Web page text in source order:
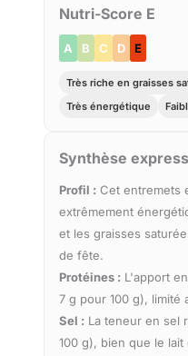
Nutri-Score E
A B C D E
Très riche en graisses
Très énergétique
Synthèse express
Profil : Cet entremets
extrêmement
et les graisses
de fête.
Protéines : L'apport
7 g pour 100 g), limité
Sel : La teneur en sel
100 g), bien que le